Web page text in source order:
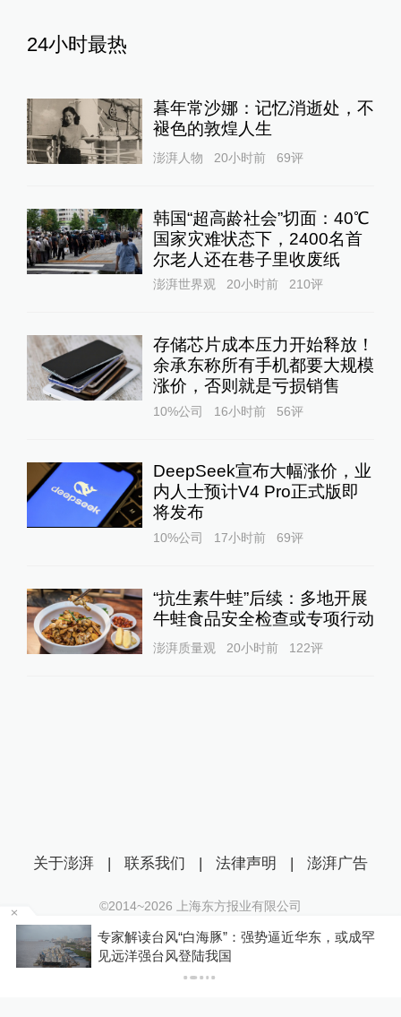
24小时最热
暮年常沙娜：记忆消逝处，不
褪色的敦煌人生
澎湃人物 20小时前 69评
韩国“超高龄社会”切面：40℃
国家灾难状态下，2400名首
尔老人还在巷子里收废纸
澎湃世界观 20小时前 210评
存储芯片成本压力开始释放！
余承东称所有手机都要大规模
涨价，否则就是亏损销售
10%公司 16小时前 56评
DeepSeek宣布大幅涨价，业
内人士预计V4 Pro正式版即
将发布
10%公司 17小时前 69评
“抗生素牛蛙”后续：多地开展
牛蛙食品安全检查或专项行动
澎湃质量观 20小时前 122评
专家解读台风“白海豚”：强势逼近华东，或成罕
见远洋强台风登陆我国
关于澎湃 | 联系我们 | 法律声明 | 澎湃广告
©2014~2026 上海东方报业有限公司
沪ICP证：沪B2-20170116 | 沪ICP备14003370号
互联网新闻信息服务许可证：31120170006
沪公网安备 31010602000299号